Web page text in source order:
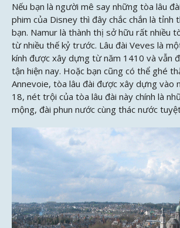
Nếu bạn là người mê say những tòa lâu
phim của Disney thì đây chắc chắn là tỉnh
bạn. Namur là thành thị sở hữu rất nhiều
từ nhiều thế kỷ trước. Lâu đài Veves là
kính được xây dựng từ năm 1410 và vẫn
tận hiện nay. Hoặc bạn cũng có thể ghé
Annevoie, tòa lâu đài được xây dựng vào
18, nét trội của tòa lâu đài này chính là
mộng, đài phun nước cùng thác nước